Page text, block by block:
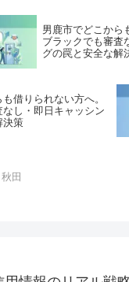
男鹿市でどこから
ブラックでも審査
グの罠と安全な解
借りられない方へ。
し・即日キャッシン
決策
秋田